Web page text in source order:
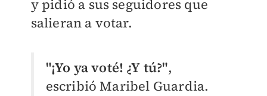
y pidió a sus seguidores que
salieran a votar.
"¡Yo ya voté! ¿Y tú?",
escribió Maribel Guardia.